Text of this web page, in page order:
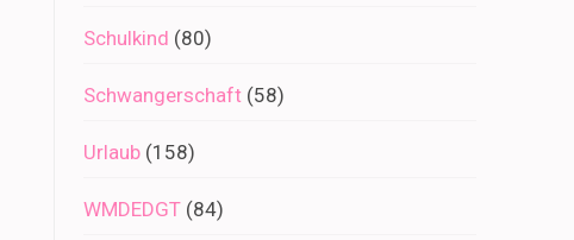
Schulkind (80)
Schwangerschaft (58)
Urlaub (158)
WMDEDGT (84)